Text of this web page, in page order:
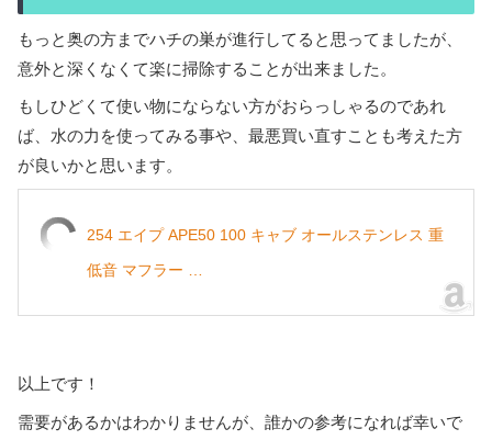
もっと奥の方までハチの巣が進行してると思ってましたが、
意外と深くなくて楽に掃除することが出来ました。
もしひどくて使い物にならない方がおらっしゃるのであれ
ば、水の力を使ってみる事や、最悪買い直すことも考えた方
が良いかと思います。
254 エイプ APE50 100 キャブ オールステンレス 重
低音 マフラー …
以上です！
需要があるかはわかりませんが、誰かの参考になれば幸いで